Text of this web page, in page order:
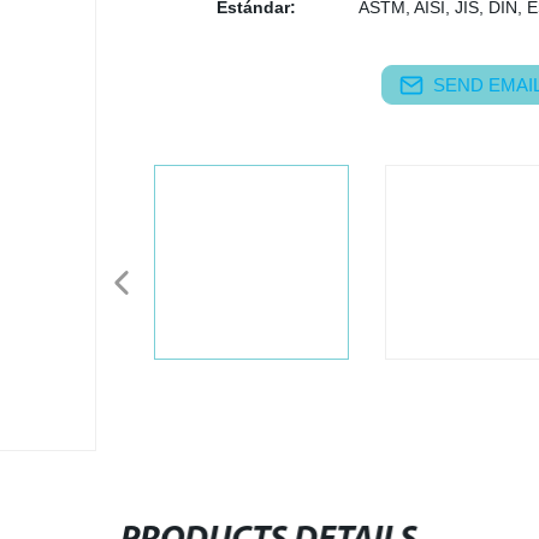
Estándar:
ASTM, AISI, JIS, DIN,
SEND